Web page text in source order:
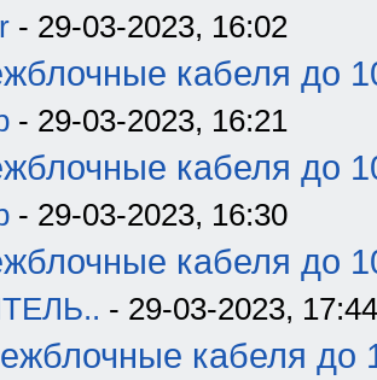
- 29-03-2023, 16:02
кабеля до
- 29-03-2023, 16:21
кабеля до
- 29-03-2023, 16:30
кабеля до
- 29-03-2023, 17:44
кабеля до